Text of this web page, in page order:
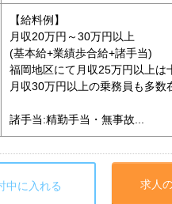
【給料例】
月収20万円～30万円以上
(基本給+業績歩合給+諸手当)
福岡地区にて月収25万円以上は
月収30万円以上の乗務員も多数
諸手当:精勤手当・無事故...
中に入れる 求人